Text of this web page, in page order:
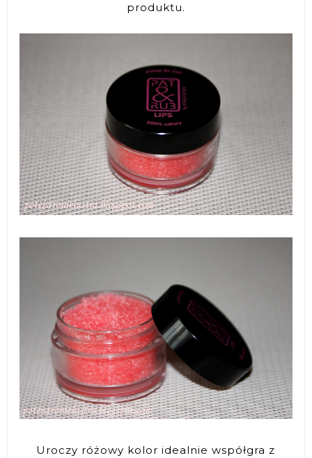
produktu.
Uroczy różowy kolor idealnie współgra z